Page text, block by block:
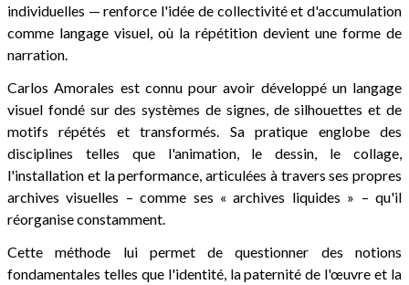
individuelles — renforce l'idée de collectivité et d'accumulation
comme langage visuel, où la répétition devient une forme de
narration.
Carlos Amorales est connu pour avoir développé un langage
visuel fondé sur des systèmes de signes, de silhouettes et de
motifs répétés et transformés. Sa pratique englobe des
disciplines telles que l'animation, le dessin, le collage,
l'installation et la performance, articulées à travers ses propres
archives visuelles – comme ses « archives liquides » – qu'il
réorganise constamment.
Cette méthode lui permet de questionner des notions
fondamentales telles que l'identité, la paternité de l'œuvre et la